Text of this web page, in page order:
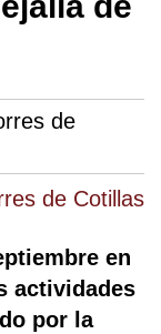
de Cotillas
de
en
actividades
por la